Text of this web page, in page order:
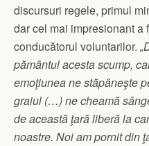
discursuri regele, primul
dar cel mai impresionant a
conducătorul voluntarilor.
pământul acesta scump,
emoţiunea ne stăpâneşte
graiul (…) ne cheamă
de această ţară liberă la
noastre. Noi am pornit din